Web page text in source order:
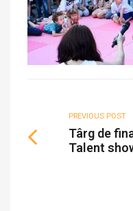
PREVIOUS POST
Târg de
Talent